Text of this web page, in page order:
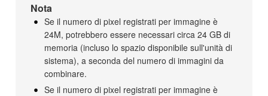
Nota
Se il numero di pixel registrati per immagine è
24M, potrebbero essere necessari circa 24 GB di
memoria (incluso lo spazio disponibile sull'unità di
sistema), a seconda del numero di immagini da
combinare.
Se il numero di pixel registrati per immagine è